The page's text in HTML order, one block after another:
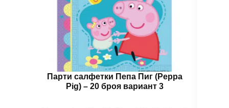
Парти салфетки Пепа Пиг (Peppa
Pig) – 20 броя вариант 3